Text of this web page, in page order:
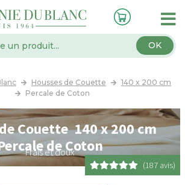
OK
Housses de Couette
140 x 200 cm
Percale de Coton
Couette 140 x 200 cm
de Coton
Frais et doux
(187 avis)